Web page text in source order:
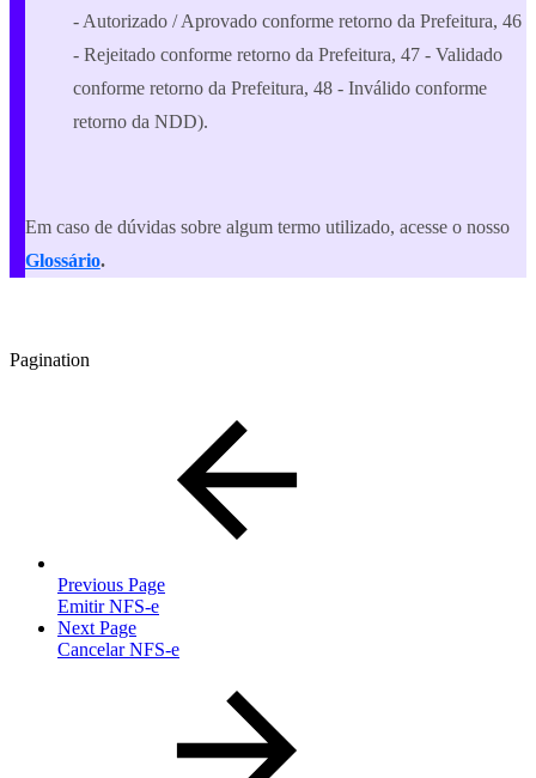
- Autorizado / Aprovado conforme retorno da Prefeitura, 46
- Rejeitado conforme retorno da Prefeitura, 47 - Validado
conforme retorno da Prefeitura, 48 - Inválido conforme
retorno da NDD).
Em caso de dúvidas sobre algum termo utilizado, acesse o nosso
Glossário.
Pagination
Previous Page
Emitir NFS-e
Next Page
Cancelar NFS-e